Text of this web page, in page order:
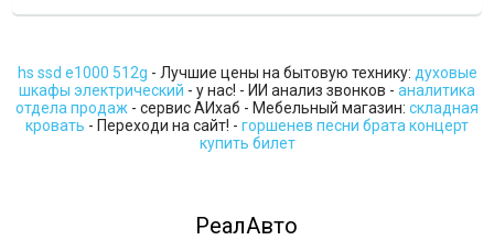
hs ssd e1000 512g - Лучшие цены на бытовую технику: духовые
шкафы электрический - у нас! - ИИ анализ звонков - аналитика
отдела продаж - сервис АИхаб - Мебельный магазин: складная
кровать - Переходи на сайт! - горшенев песни брата концерт
купить билет
РеалАвто